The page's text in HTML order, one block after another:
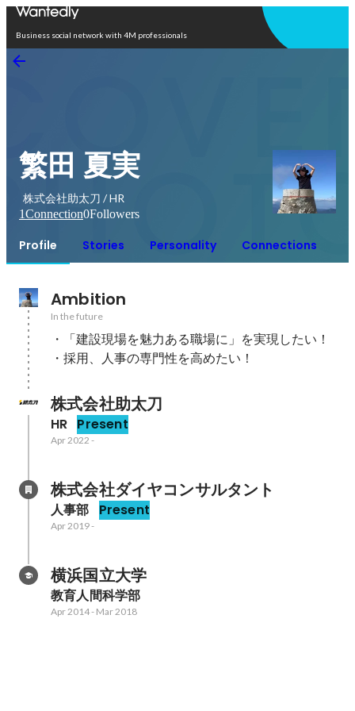
Business social network with 4M professionals
繁田 夏実
株式会社助太刀 / HR
1Connection0Followers
Profile Stories Personality Connections
Ambition
In the future
・「建設現場を魅力ある職場に」を実現したい！
・採用、人事の専門性を高めたい！
株式会社助太刀
HR Present
Apr 2022 -
株式会社ダイヤコンサルタント
人事部 Present
Apr 2019-
横浜国立大学
教育人間科学部
Apr 2014- Mar 2018